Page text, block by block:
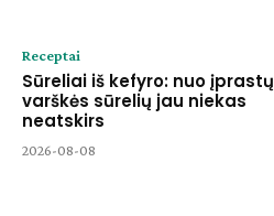
Receptai
Sūreliai iš kefyro: nuo įprastų
varškės sūrelių jau niekas
neatskirs
2026-08-08